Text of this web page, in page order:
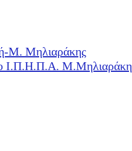
Μ. Μηλιαράκης
το Ι.Π.Η.Π.Α. Μ.Μηλιαράκη